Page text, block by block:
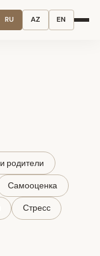
RU AZ EN
родители
Самооценка
Стресс